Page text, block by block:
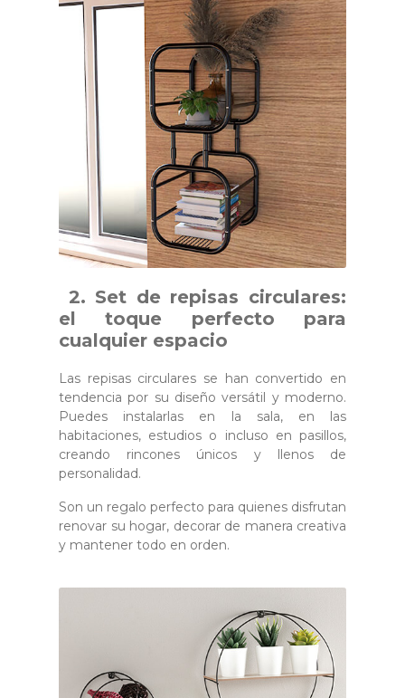
2. Set de repisas circulares:
el toque perfecto para
cualquier espacio
Las repisas circulares se han convertido en
tendencia por su diseño versátil y moderno.
Puedes instalarlas en la sala, en las
habitaciones, estudios o incluso en pasillos,
creando rincones únicos y llenos de
personalidad.
Son un regalo perfecto para quienes disfrutan
renovar su hogar, decorar de manera creativa
y mantener todo en orden.